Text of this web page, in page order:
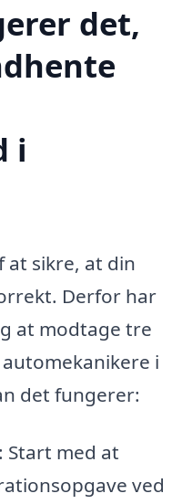
det,
i
at sikre, at din
Derfor har
at modtage tre
i
det fungerer:
Start med at
ved